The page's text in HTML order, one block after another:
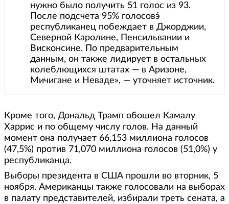
нужно было получить 51 голос из 93.
После подсчета 95% голосовэ́
республиканец побеждает в Джорджии,
Северной Каролине, Пенсильвании и
Висконсине. По предварительным
данным, он также лидирует в остальных
колеблющихся штатах — в Аризоне,
Мичигане и Неваде», — уточняет источник.
Кроме того, Дональд Трамп обошел Камалу
Харрис и по общему числу голов. На данный
момент она получает 66,153 миллиона голосов
(47,5%) против 71,070 миллиона голосов (51,0%) у
республиканца.
Выборы президента в США прошли во вторник, 5
ноября. Американцы также голосовали на выборах
в палату представителей, избирали треть сената, а